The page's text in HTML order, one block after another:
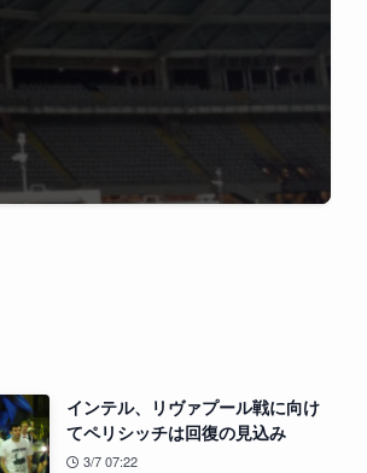
インテル、リヴァプール戦に向け
てペリシッチは回復の見込み
3/7 07:22